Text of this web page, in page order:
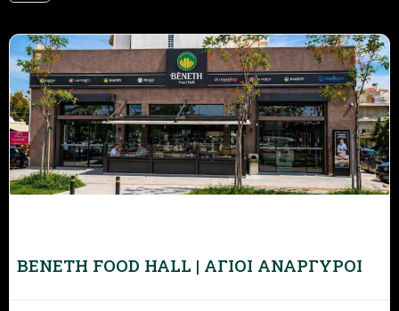
BENETH FOOD HALL | ΑΓΙΟΙ ΑΝΑΡΓΥΡΟΙ